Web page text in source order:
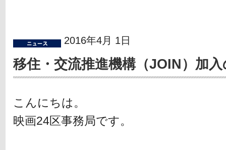
2016年4月 1日
移住・交流推進機構（JOIN）加
こんにちは。
映画24区事務局です。